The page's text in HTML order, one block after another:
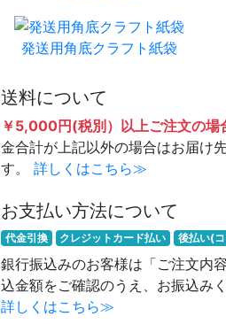
発送用角底クラフト紙袋
送料について
￥5,000円(税別）以上ご注文の場
金合計が上記以外の場合はお届け
す。
詳しくはこちら≫
お支払い方法について
代金引換 クレジットカード払い 後払い(
銀行振込みのお客様は「ご注文内
込金額をご確認のうえ、お振込みく
詳しくはこちら≫